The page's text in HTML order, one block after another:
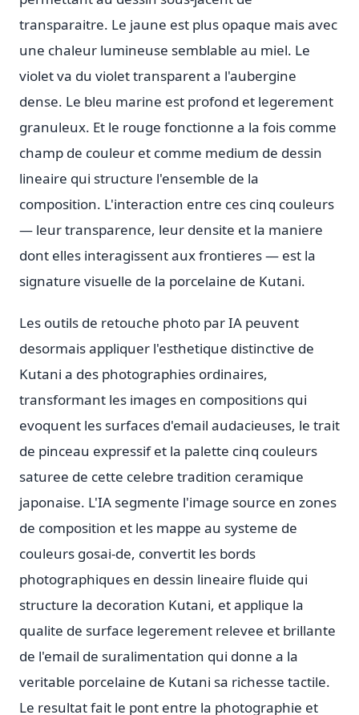
transparaitre. Le jaune est plus opaque mais avec
une chaleur lumineuse semblable au miel. Le
violet va du violet transparent a l'aubergine
dense. Le bleu marine est profond et legerement
granuleux. Et le rouge fonctionne a la fois comme
champ de couleur et comme medium de dessin
lineaire qui structure l'ensemble de la
composition. L'interaction entre ces cinq couleurs
— leur transparence, leur densite et la maniere
dont elles interagissent aux frontieres — est la
signature visuelle de la porcelaine de Kutani.
Les outils de retouche photo par IA peuvent
desormais appliquer l'esthetique distinctive de
Kutani a des photographies ordinaires,
transformant les images en compositions qui
evoquent les surfaces d'email audacieuses, le trait
de pinceau expressif et la palette cinq couleurs
saturee de cette celebre tradition ceramique
japonaise. L'IA segmente l'image source en zones
de composition et les mappe au systeme de
couleurs gosai-de, convertit les bords
photographiques en dessin lineaire fluide qui
structure la decoration Kutani, et applique la
qualite de surface legerement relevee et brillante
de l'email de suralimentation qui donne a la
veritable porcelaine de Kutani sa richesse tactile.
Le resultat fait le pont entre la photographie et